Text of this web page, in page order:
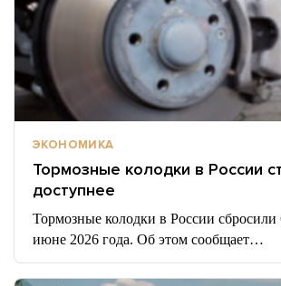
ЭКОНОМИКА
Тормозные колодки в России
доступнее
Тормозные колодки в России
июне 2026 года. Об этом сообщает…